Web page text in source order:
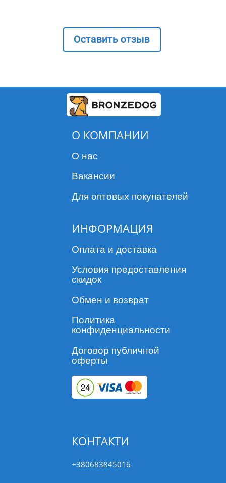
Оставить отзыв
О КОМПАНИИ
О нас
Вакансии
Для оптовых покупателей
ИНФОРМАЦИЯ
Оплата и доставка
Условия предоставления
скидок
Обмен и возврат
Политика
конфиденциальности
Договор публичной
оферты
КОНТАКТИ
+380683845016